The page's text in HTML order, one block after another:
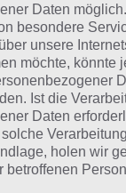
Daten
besondere
unsere
möchte, könnte
Ist die
Daten
holen wir
Person